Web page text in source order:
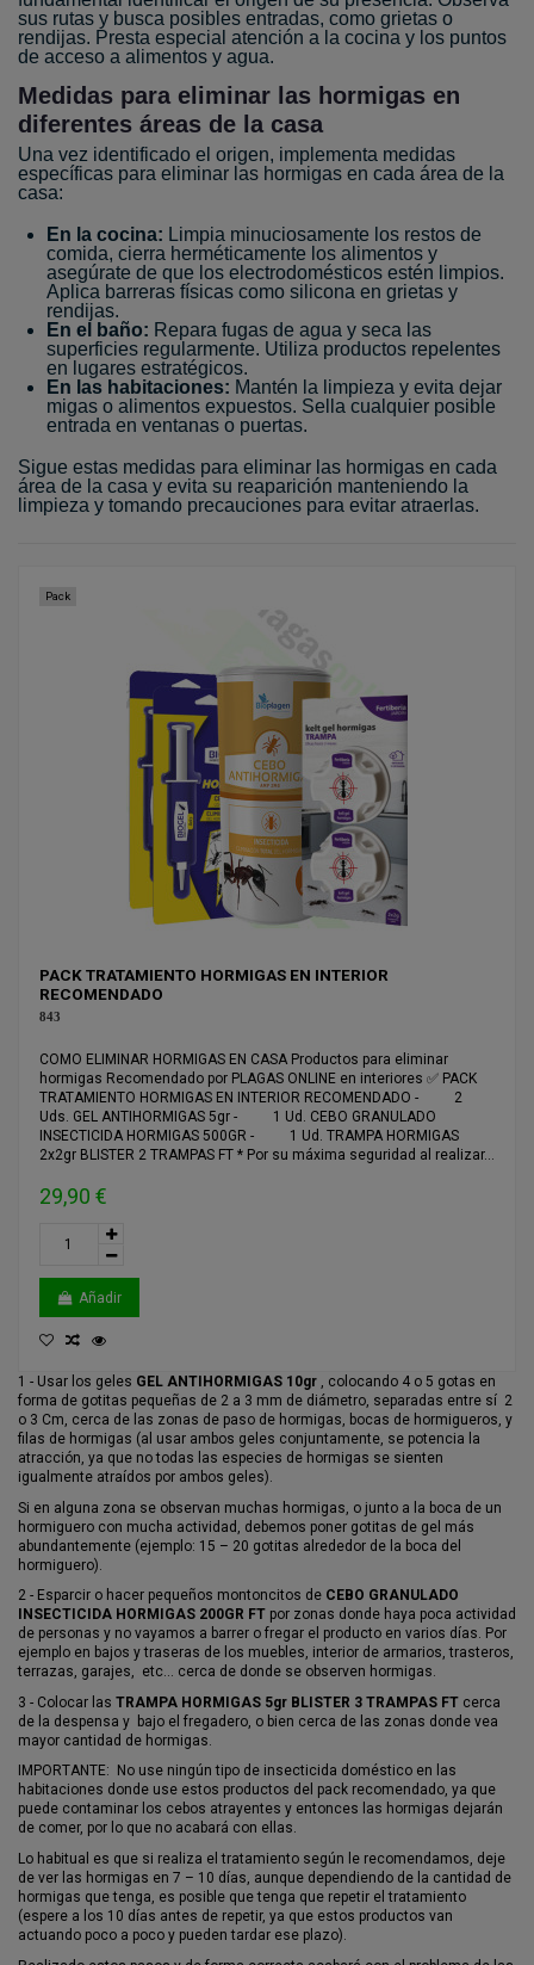
sus rutas y busca posibles entradas, como grietas o
rendijas. Presta especial atención a la cocina y los puntos
de acceso a alimentos y agua.
Medidas para eliminar las hormigas en
diferentes áreas de la casa
Una vez identificado el origen, implementa medidas
específicas para eliminar las hormigas en cada área de la
casa:
En la cocina: Limpia minuciosamente los restos de
comida, cierra herméticamente los alimentos y
asegúrate de que los electrodomésticos estén limpios.
Aplica barreras físicas como silicona en grietas y
rendijas.
En el baño: Repara fugas de agua y seca las
superficies regularmente. Utiliza productos repelentes
en lugares estratégicos.
En las habitaciones: Mantén la limpieza y evita dejar
migas o alimentos expuestos. Sella cualquier posible
entrada en ventanas o puertas.
Sigue estas medidas para eliminar las hormigas en cada
área de la casa y evita su reaparición manteniendo la
limpieza y tomando precauciones para evitar atraerlas.
Pack
PACK TRATAMIENTO HORMIGAS EN INTERIOR
RECOMENDADO
843
COMO ELIMINAR HORMIGAS EN CASA Productos para eliminar
hormigas Recomendado por PLAGAS ONLINE en interiores ✅ PACK
TRATAMIENTO HORMIGAS EN INTERIOR RECOMENDADO - 2
Uds. GEL ANTIHORMIGAS 5gr - 1 Ud. CEBO GRANULADO
INSECTICIDA HORMIGAS 500GR - 1 Ud. TRAMPA HORMIGAS
2x2gr BLISTER 2 TRAMPAS FT * Por su máxima seguridad al realizar...
29,90 €
Añadir
1 - Usar los geles GEL ANTI HORMIGAS 10gr , colocando 4 o 5 gotas en
forma de gotitas pequeñas de 2 a 3 mm de diámetro, separadas entre sí 2
o 3 Cm, cerca de las zonas de paso de hormigas, bocas de hormigueros, y
filas de hormigas (al usar ambos geles conjuntamente, se potencia la
atracción, ya que no todas las especies de hormigas se sienten
igualmente atraídos por ambos geles).
Si en alguna zona se observan muchas hormigas, o junto a la boca de un
hormiguero con mucha actividad, debemos poner gotitas de gel más
abundantemente (ejemplo: 15 – 20 gotitas alrededor de la boca del
hormiguero).
2 - Esparcir o hacer pequeños montoncitos de CEBO GRANULADO
INSECTICIDA HORMIGAS 200GR FT por zonas donde haya poca actividad
de personas y no vayamos a barrer o fregar el producto en varios días. Por
ejemplo en bajos y traseras de los muebles, interior de armarios, trasteros,
terrazas, garajes, etc… cerca de donde se observen hormigas.
3 - Colocar las TRAMPA HORMIGAS 5gr BLISTER 3 TRAMPAS FT cerca
de la despensa y bajo el fregadero, o bien cerca de las zonas donde vea
mayor cantidad de hormigas.
IMPORTANTE: No use ningún tipo de insecticida doméstico en las
habitaciones donde use estos productos del pack recomendado, ya que
puede contaminar los cebos atrayentes y entonces las hormigas dejarán
de comer, por lo que no acabará con ellas.
Lo habitual es que si realiza el tratamiento según le recomendamos, deje
de ver las hormigas en 7 – 10 días, aunque dependiendo de la cantidad de
hormigas que tenga, es posible que tenga que repetir el tratamiento
(espere a los 10 días antes de repetir, ya que estos productos van
actuando poco a poco y pueden tardar ese plazo).